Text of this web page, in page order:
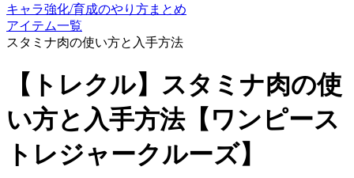
キャラ強化/育成のやり方まとめ
アイテム一覧
スタミナ肉の使い方と入手方法
【トレクル】スタミナ肉の使
い方と入手方法【ワンピース
トレジャークルーズ】